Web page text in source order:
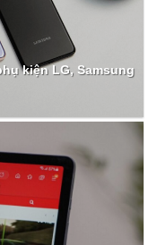
kiện LG, Samsung